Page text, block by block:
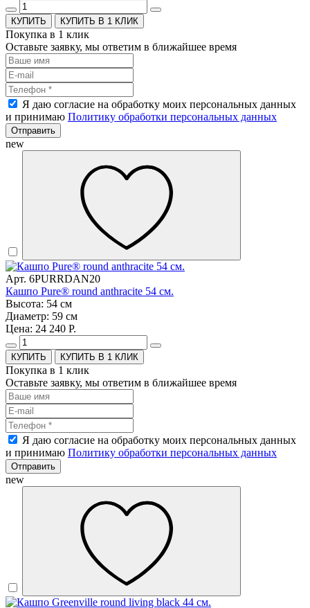
КУПИТЬ В 1 КЛИК
Покупка в 1 клик
Оставьте заявку, мы ответим в ближайшее время
Я даю согласие на обработку моих персональных данных
и принимаю Политику обработки персональных данных
Отправить
new
Арт. 6PURRDAN20
Кашпо Pure® round anthracite 54 см.
Высота: 54 см
Диаметр: 59 см
Цена: 24 240 Р.
КУПИТЬ В 1 КЛИК
Покупка в 1 клик
Оставьте заявку, мы ответим в ближайшее время
Я даю согласие на обработку моих персональных данных
и принимаю Политику обработки персональных данных
Отправить
new